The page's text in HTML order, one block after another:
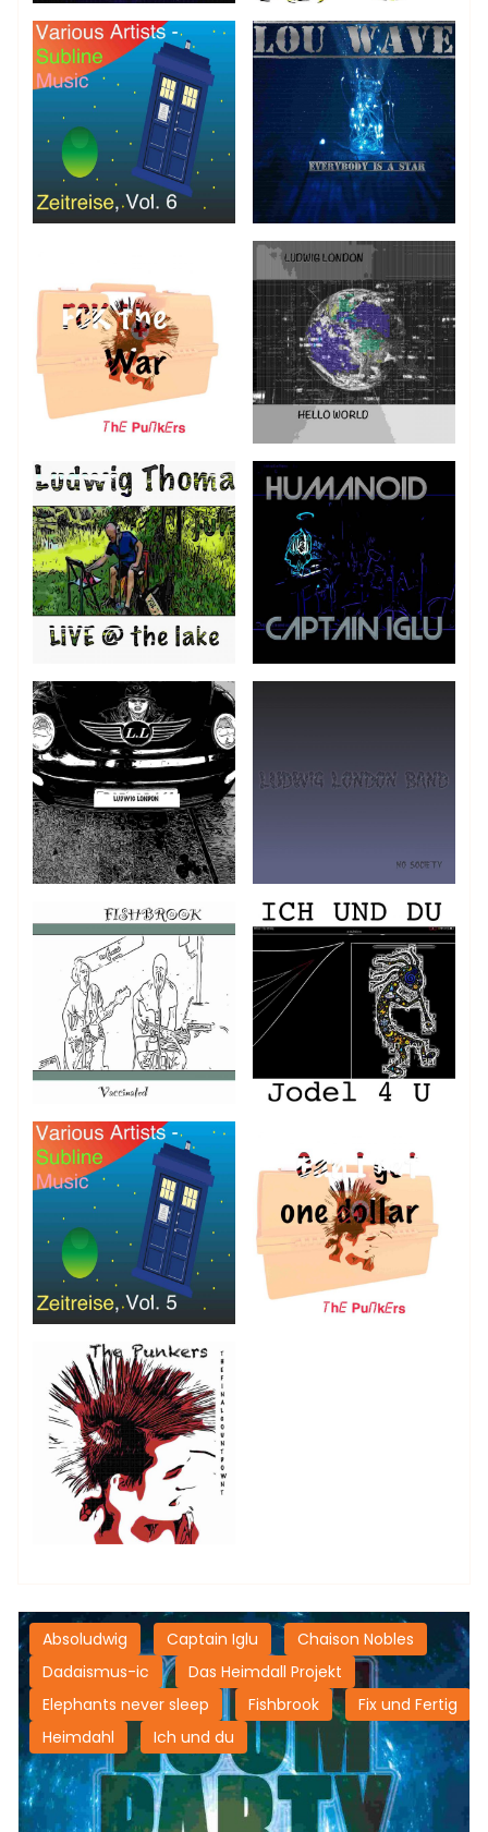
Absoludwig Captain Iglu
Chaison Nobles
Dadaismus-ic
Das Heimdall Projekt
Elephants never sleep
Fishbrook
Fix und Fertig
Heimdahl
Ich und du